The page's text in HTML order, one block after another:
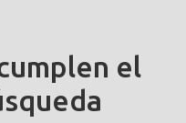
el